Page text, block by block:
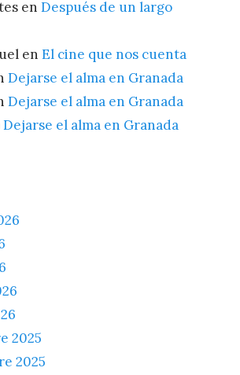
en Después de un largo
en El cine que nos cuenta
Dejarse el alma en Granada
Dejarse el alma en Granada
Dejarse el alma en Granada
2025
2025